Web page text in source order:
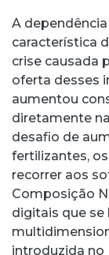
A
característica
crise causada
oferta desses
aumentou
diretamente
desafio de
fertilizantes,
recorrer aos
Composição
digitais que se
introduzida no